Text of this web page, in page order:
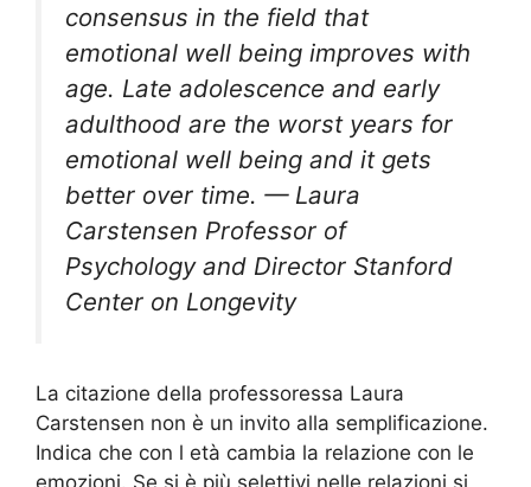
consensus in the field that
emotional well being improves with
age. Late adolescence and early
adulthood are the worst years for
emotional well being and it gets
better over time. — Laura
Carstensen Professor of
Psychology and Director Stanford
Center on Longevity
La citazione della professoressa Laura
Carstensen non è un invito alla semplificazione.
Indica che con l età cambia la relazione con le